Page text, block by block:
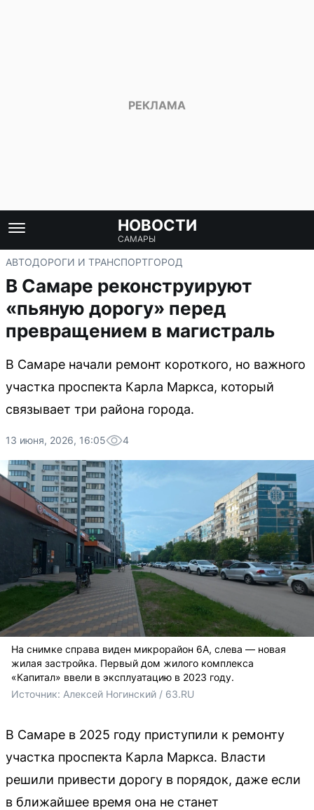
НОВОСТИ
САМАРЫ
АВТОДОРОГИ И ТРАНСПОРТГОРОД
В Самаре реконструируют
«пьяную дорогу» перед
превращением в магистраль
В Самаре начали ремонт короткого, но важного
участка проспекта Карла Маркса, который
связывает три района города.
13 июня, 2026, 16:05 4
На снимке справа виден микрорайон 6А, слева — новая
жилая застройка. Первый дом жилого комплекса
«Капитал» ввели в эксплуатацию в 2023 году.
Источник: Алексей Ногинский / 63.RU
В Самаре в 2025 году приступили к ремонту
участка проспекта Карла Маркса. Власти
решили привести дорогу в порядок, даже если
в ближайшее время она не станет